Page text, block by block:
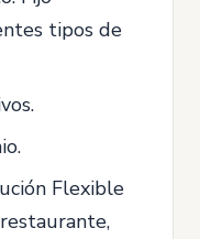
tipos de
Flexible